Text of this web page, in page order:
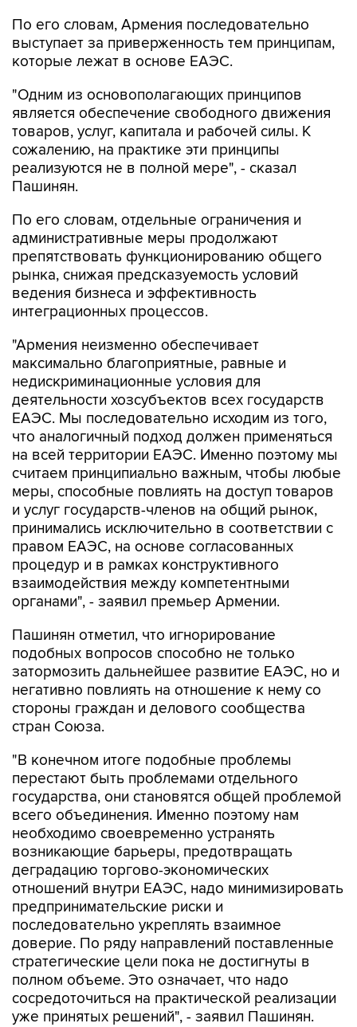
По его словам, Армения последовательно
выступает за приверженность тем принципам,
которые лежат в основе ЕАЭС.
"Одним из основополагающих принципов
является обеспечение свободного движения
товаров, услуг, капитала и рабочей силы. К
сожалению, на практике эти принципы
реализуются не в полной мере", - сказал
Пашинян.
По его словам, отдельные ограничения и
административные меры продолжают
препятствовать функционированию общего
рынка, снижая предсказуемость условий
ведения бизнеса и эффективность
интеграционных процессов.
"Армения неизменно обеспечивает
максимально благоприятные, равные и
недискриминационные условия для
деятельности хозсубъектов всех государств
ЕАЭС. Мы последовательно исходим из того,
что аналогичный подход должен применяться
на всей территории ЕАЭС. Именно поэтому мы
считаем принципиально важным, чтобы любые
меры, способные повлиять на доступ товаров
и услуг государств-членов на общий рынок,
принимались исключительно в соответствии с
правом ЕАЭС, на основе согласованных
процедур и в рамках конструктивного
взаимодействия между компетентными
органами", - заявил премьер Армении.
Пашинян отметил, что игнорирование
подобных вопросов способно не только
затормозить дальнейшее развитие ЕАЭС, но и
негативно повлиять на отношение к нему со
стороны граждан и делового сообщества
стран Союза.
"В конечном итоге подобные проблемы
перестают быть проблемами отдельного
государства, они становятся общей проблемой
всего объединения. Именно поэтому нам
необходимо своевременно устранять
возникающие барьеры, предотвращать
деградацию торгово-экономических
отношений внутри ЕАЭС, надо минимизировать
предпринимательские риски и
последовательно укреплять взаимное
доверие. По ряду направлений поставленные
стратегические цели пока не достигнуты в
полном объеме. Это означает, что надо
сосредоточиться на практической реализации
уже принятых решений", - заявил Пашинян.